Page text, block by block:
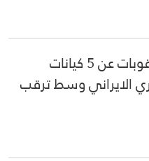
أميركا | وزارة الخزانة ترفع العقوبات عن 5 كيانات
الايراني وسط ترقب